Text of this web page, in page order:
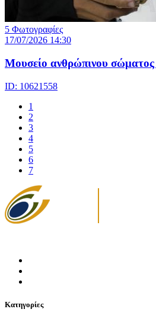
5 Φωτογραφίες
17/07/2026 14:30
Μουσείο ανθρώπινου
ID: 10621558
1
2
3
4
5
6
7
Κατηγορίες